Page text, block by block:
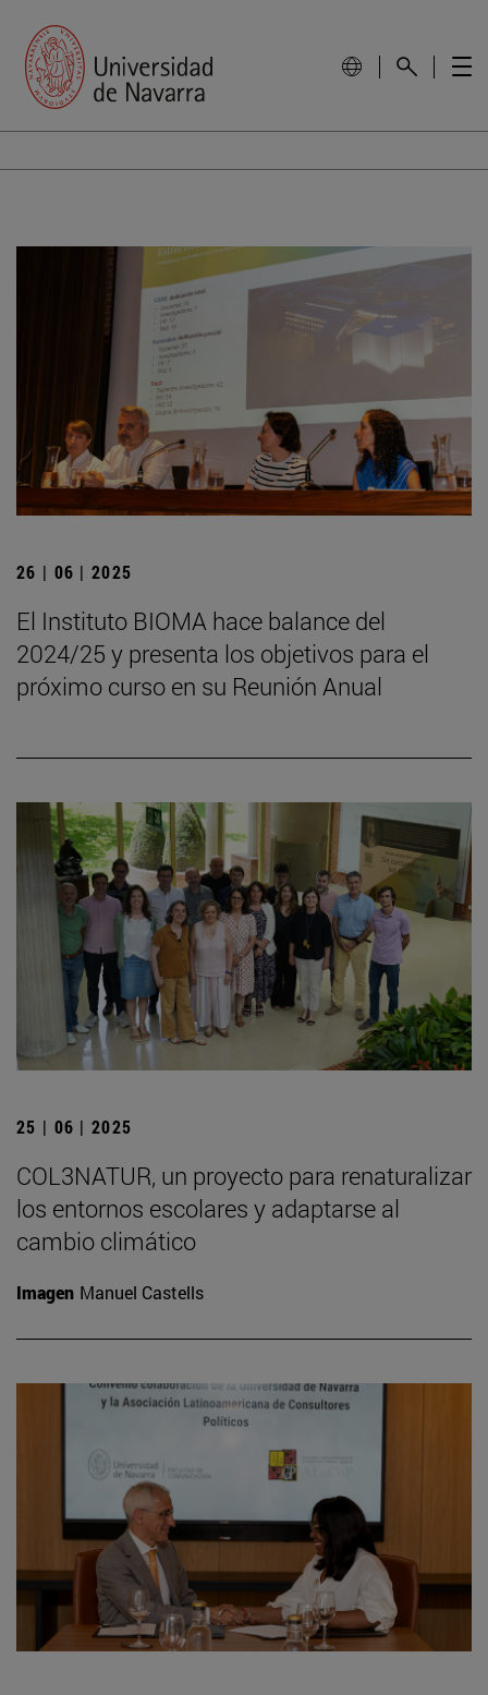
26 | 06 | 2025
El Instituto BIOMA hace balance del
2024/25 y presenta los objetivos para el
próximo curso en su Reunión Anual
25 | 06 | 2025
COL3NATUR, un proyecto para renaturalizar
los entornos escolares y adaptarse al
cambio climático
Imagen Manuel Castells